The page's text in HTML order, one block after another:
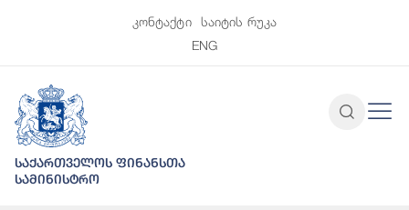
კონტაქტი
საიტის რუკა
ENG
საქართველოს ფინანსთა
სამინისტრო